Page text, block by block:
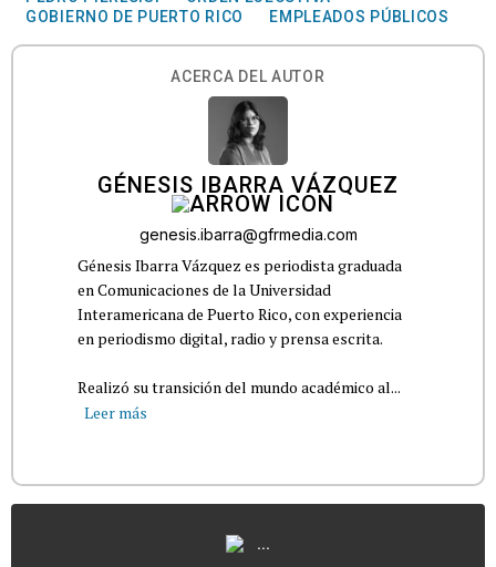
GOBIERNO DE PUERTO RICO
EMPLEADOS PÚBLICOS
ACERCA DEL AUTOR
GÉNESIS IBARRA VÁZQUEZ
genesis.ibarra@gfrmedia.com
Génesis Ibarra Vázquez es periodista graduada
en Comunicaciones de la Universidad
Interamericana de Puerto Rico, con experiencia
en periodismo digital, radio y prensa escrita.
Realizó su transición del mundo académico al...
Leer más
...